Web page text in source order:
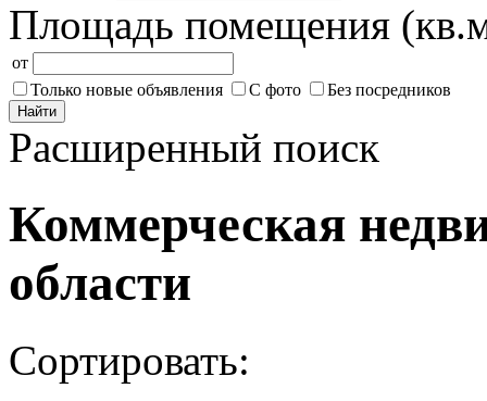
Площадь помещения
от
Только новые объявления
С фото Без посредников
Найти
Расширенный поиск
Коммерческая
области
Сортировать: